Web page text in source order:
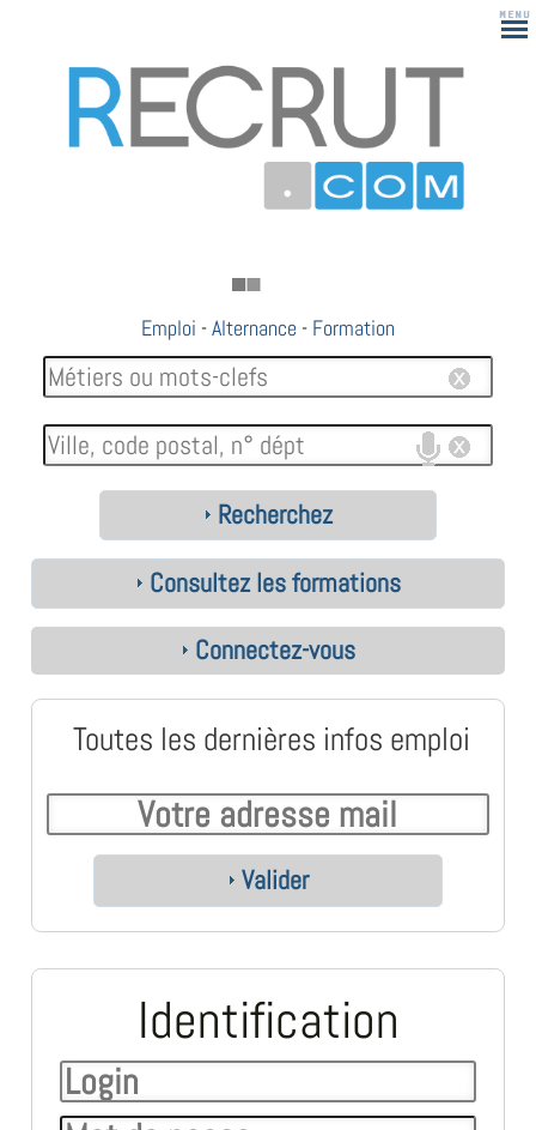
Emploi -Alternance - Formation
Recherchez
Consultez les formations
Connectez-vous
Toutes les dernières infos emploi
Valider
Identification